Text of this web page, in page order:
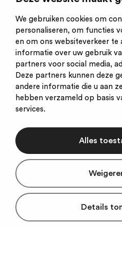
We gebruiken cookies om
personaliseren, om functies
en om ons websiteverkeer te
informatie over uw gebruik
partners voor social media,
Deze partners kunnen deze
andere informatie die u aan
hebben verzameld op basis
services.
Alles
Details
Is een